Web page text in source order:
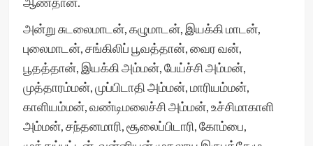
அன்று சுடலைமாடன், கழுமாடன், இயக்கி மாடன்,
புலைமாடன், சங்கிலிப் பூவத்தான், வைர வன்,
பூதத்தான், இயக்கி அம்மன், பேய்ச்சி அம்மன்,
முத்தாரம்மன், முப்பிடாதி அம்மன், மாரியம்மன்,
காளியம்மன், வண்டிமலைச்சி அம்மன், உச்சிமாகாளி
அம்மன், சந்தனமாரி, சூலைப்பிடாரி, கோம்பை,